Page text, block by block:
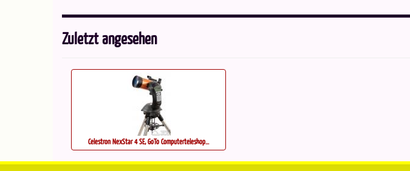
Zuletzt angesehen
Celestron NexStar 4 SE, GoTo Computerteleskop...